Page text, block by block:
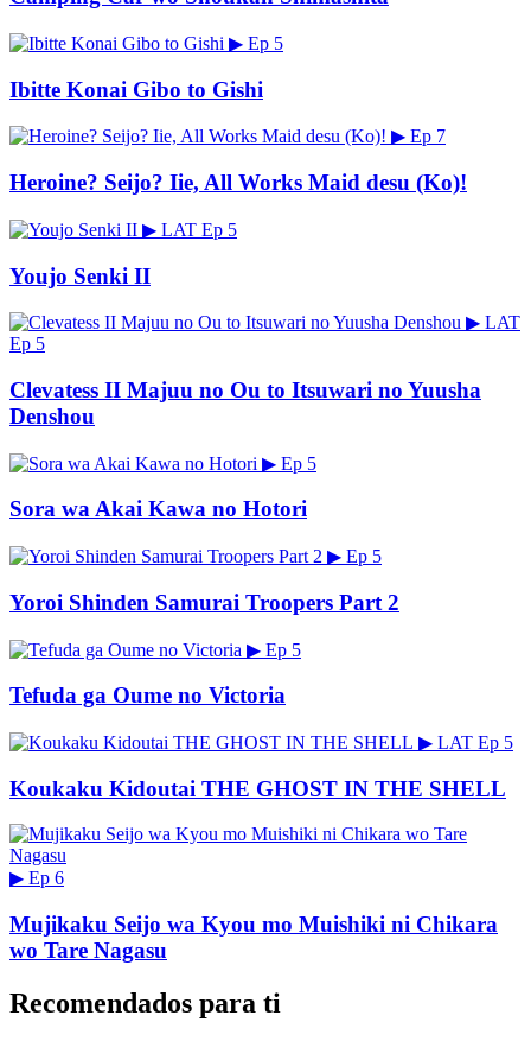
▶ Ep 5
Ibitte Konai Gibo to Gishi
▶ Ep 7
Heroine? Seijo? Iie, All Works Maid desu (Ko)!
▶ LAT Ep 5
Youjo Senki II
▶ LAT
Ep 5
Clevatess II Majuu no Ou to Itsuwari no Yuusha
Denshou
▶ Ep 5
Sora wa Akai Kawa no Hotori
▶ Ep 5
Yoroi Shinden Samurai Troopers Part 2
▶ Ep 5
Tefuda ga Oume no Victoria
▶ LAT Ep 5
Koukaku Kidoutai THE GHOST IN THE SHELL
▶ Ep 6
Mujikaku Seijo wa Kyou mo Muishiki ni Chikara
wo Tare Nagasu
Recomendados para ti